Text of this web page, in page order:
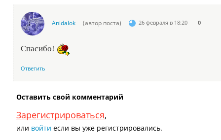
Anidalok (автор поста) 26 февраля в 18:20 0
Спасибо!
Ответить
Оставить свой комментарий
Зарегистрироваться,
или войти если вы уже регистрировались.